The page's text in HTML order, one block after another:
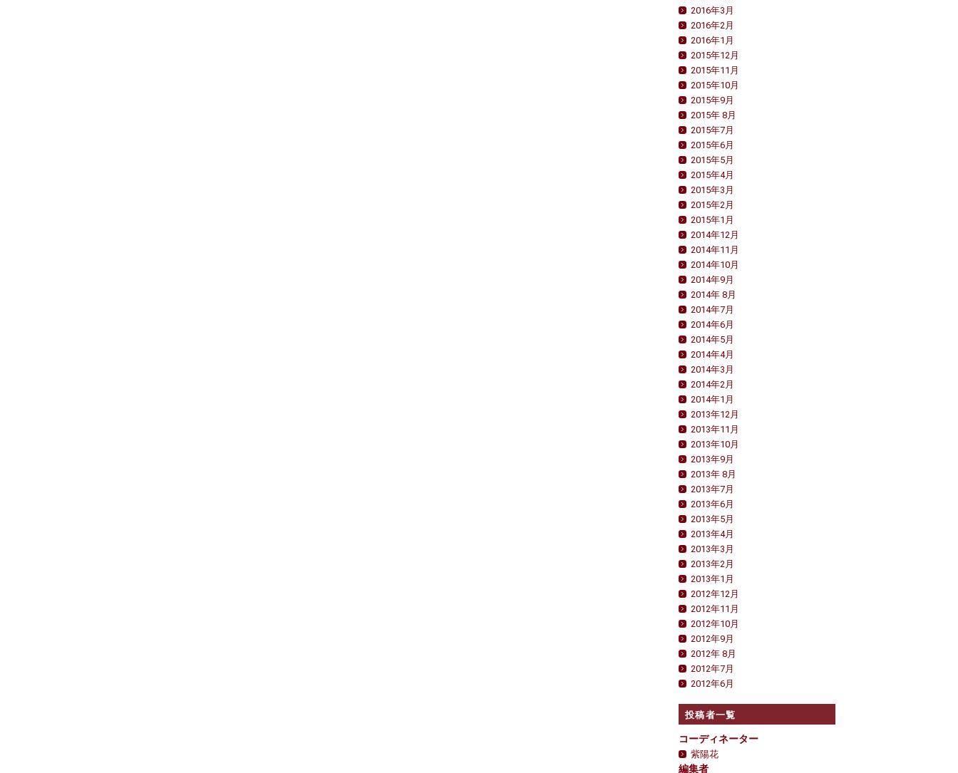
2016年3月
2016年2月
2016年1月
2015年12月
2015年11月
2015年10月
2015年9月
2015年 8月
2015年7月
2015年6月
2015年5月
2015年4月
2015年3月
2015年2月
2015年1月
2014年12月
2014年11月
2014年10月
2014年9月
2014年 8月
2014年7月
2014年6月
2014年5月
2014年4月
2014年3月
2014年2月
2014年1月
2013年12月
2013年11月
2013年10月
2013年9月
2013年 8月
2013年7月
2013年6月
2013年5月
2013年4月
2013年3月
2013年2月
2013年1月
2012年12月
2012年11月
2012年10月
2012年9月
2012年 8月
2012年7月
2012年6月
投稿者一覧
コーディネーター
紫陽花
編集者